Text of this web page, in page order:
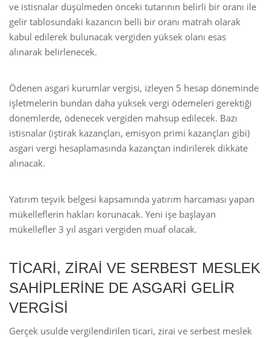
ve istisnalar düşülmeden önceki tutarının belirli bir oranı ile
gelir tablosundaki kazancın belli bir oranı matrah olarak
kabul edilerek bulunacak vergiden yüksek olanı esas
alınarak belirlenecek.
Ödenen asgari kurumlar vergisi, izleyen 5 hesap döneminde
işletmelerin bundan daha yüksek vergi ödemeleri gerektiği
dönemlerde, ödenecek vergiden mahsup edilecek. Bazı
istisnalar (iştirak kazançları, emisyon primi kazançları gibi)
asgari vergi hesaplamasında kazançtan indirilerek dikkate
alınacak.
Yatırım teşvik belgesi kapsamında yatırım harcaması yapan
mükelleflerin hakları korunacak. Yeni işe başlayan
mükellefler 3 yıl asgari vergiden muaf olacak.
TİCARİ, ZİRAİ VE SERBEST MESLEK
SAHİPLERİNE DE ASGARİ GELİR
VERGİSİ
Gerçek usulde vergilendirilen ticari, zirai ve serbest meslek